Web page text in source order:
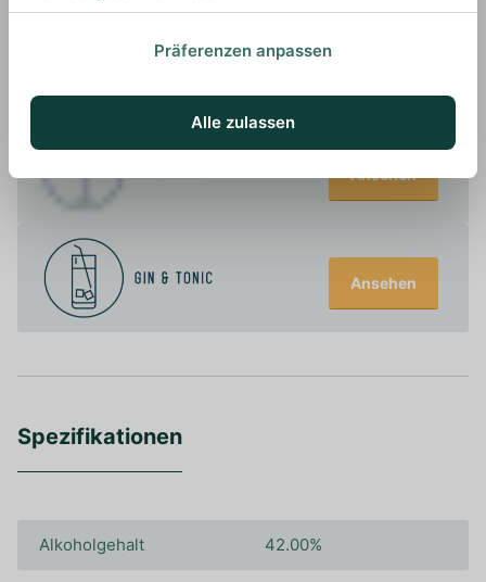
Ansehen
Ansehen
Spezifikationen
Alkoholgehalt 42.00%
Präferenzen anpassen
Alle zulassen